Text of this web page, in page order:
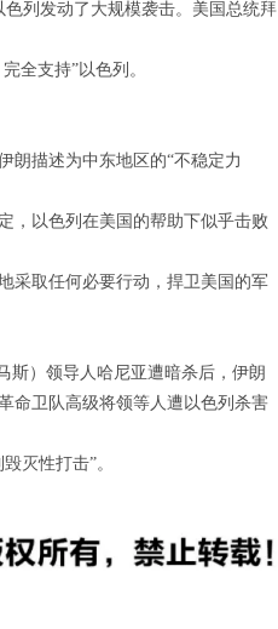
列发动了大规模袭击。美国总统拜
全支持”以色列。
朗描述为中东地区的“不稳定力
，以色列在美国的帮助下似乎击败
采取任何必要行动，捍卫美国的军
斯）领导人哈尼亚遭暗杀后，伊朗
命卫队高级将领等人遭以色列杀害
灭性打击”。